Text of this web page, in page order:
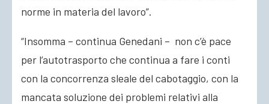
norme in materia del lavoro”.
“Insomma – continua Genedani – non c’è pace
per l’autotrasporto che continua a fare i conti
con la concorrenza sleale del cabotaggio, con la
mancata soluzione dei problemi relativi alla